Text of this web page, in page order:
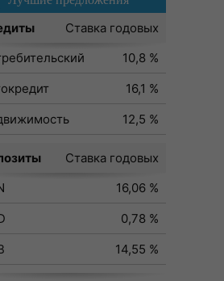
Ставка годовых
10,8 %
16,1 %
12,5 %
Ставка годовых
16,06 %
0,78 %
14,55 %